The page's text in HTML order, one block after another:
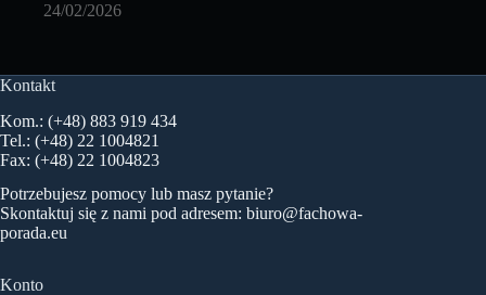
24/02/2026
Kontakt
Kom.: (+48) 883 919 434
Tel.: (+48) 22 1004821
Fax: (+48) 22 1004823
Potrzebujesz pomocy lub masz pytanie?
Skontaktuj się z nami pod adresem: biuro@fachowa-
porada.eu
Konto